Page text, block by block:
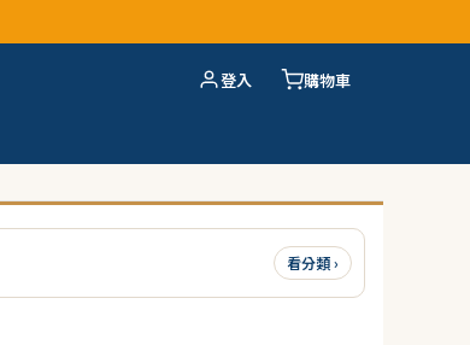
登入 購物車
看分類 ›